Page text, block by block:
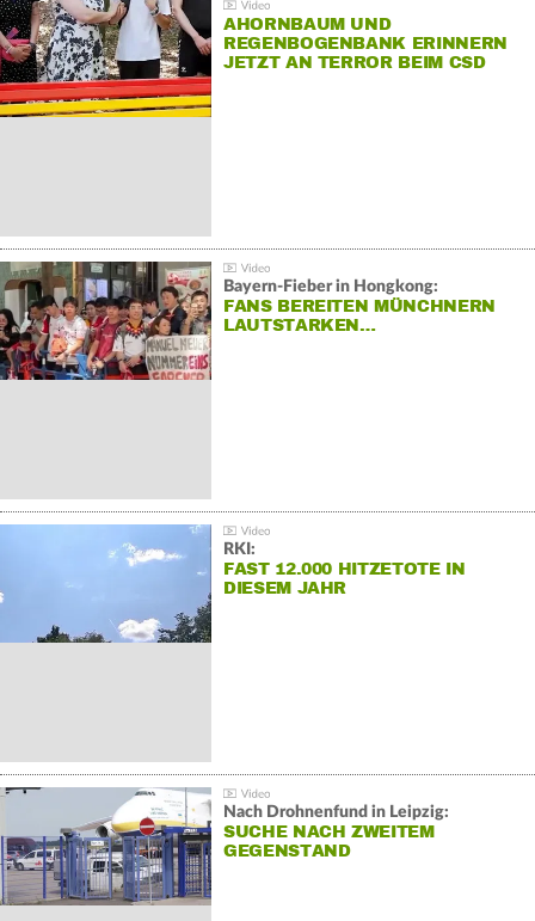
AHORNBAUM UND
REGENBOGENBANK ERINNERN
JETZT AN TERROR BEIM CSD
Bayern-Fieber in Hongkong:
FANS BEREITEN MÜNCHNERN
LAUTSTARKEN…
RKI:
FAST 12.000 HITZETOTE IN
DIESEM JAHR
Nach Drohnenfund in Leipzig:
SUCHE NACH ZWEITEM
GEGENSTAND